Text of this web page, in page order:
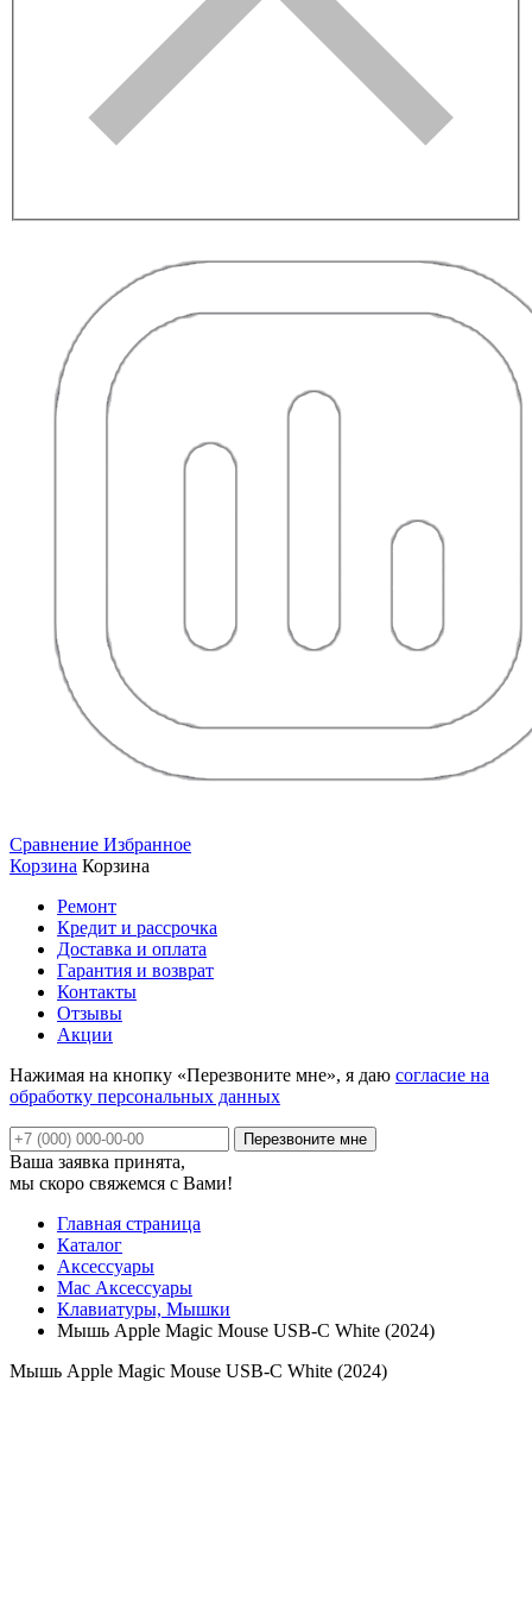
Сравнение Избранное
Корзина Корзина
Ремонт
Кредит и рассрочка
Доставка и оплата
Гарантия и возврат
Контакты
Отзывы
Акции
Нажимая на кнопку «Перезвоните мне», я даю согласие на
обработку персональных данных
Ваша заявка принята,
мы скоро свяжемся с Вами!
Главная страница
Каталог
Аксессуары
Mac Аксессуары
Клавиатуры, Мышки
Мышь Apple Magic Mouse USB-C White (2024)
Мышь Apple Magic Mouse USB-C White (2024)